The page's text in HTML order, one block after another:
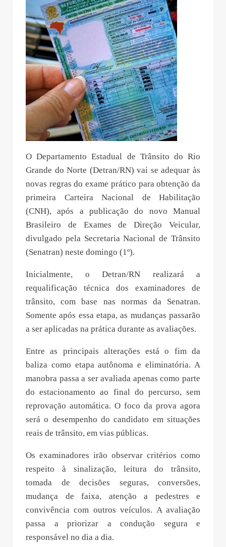
O Departamento Estadual de Trânsito do Rio
Grande do Norte (Detran/RN) vai se adequar às
novas regras do exame prático para obtenção da
primeira Carteira Nacional de Habilitação
(CNH), após a publicação do novo Manual
Brasileiro de Exames de Direção Veicular,
divulgado pela Secretaria Nacional de Trânsito
(Senatran) neste domingo (1º).
Inicialmente, o Detran/RN realizará a
requalificação técnica dos examinadores de
trânsito, com base nas normas da Senatran.
Somente após essa etapa, as mudanças passarão
a ser aplicadas na prática durante as avaliações.
Entre as principais alterações está o fim da
baliza como etapa autônoma e eliminatória. A
manobra passa a ser avaliada apenas como parte
do estacionamento ao final do percurso, sem
reprovação automática. O foco da prova agora
será o desempenho do candidato em situações
reais de trânsito, em vias públicas.
Os examinadores irão observar critérios como
respeito à sinalização, leitura do trânsito,
tomada de decisões seguras, conversões,
mudança de faixa, atenção a pedestres e
convivência com outros veículos. A avaliação
passa a priorizar a condução segura e
responsável no dia a dia.